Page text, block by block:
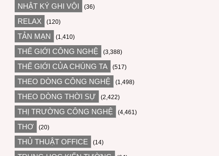
NHẬT KÝ GHI VỘI (36)
RELAX (120)
TẢN MẠN (1,410)
THẾ GIỚI CÔNG NGHỆ (3,388)
THẾ GIỚI CỦA CHÚNG TA (517)
THEO DÒNG CÔNG NGHỆ (1,498)
THEO DÒNG THỜI SỰ (2,422)
THỊ TRƯỜNG CÔNG NGHỆ (4,461)
THƠ (20)
THỦ THUẬT OFFICE (14)